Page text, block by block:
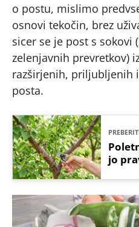
o postu, mislimo
osnovi tekočin, brez
sicer se je post s sokovi
zelenjavnih prevretkov)
razširjenih, priljubljenih
posta.
jo